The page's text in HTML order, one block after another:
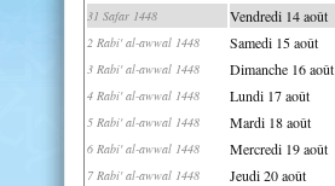
31 Safar 1448 Vendredi 14 août
2 Rabi' al-awwal 1448 Samedi 15 août
3 Rabi' al-awwal 1448 Dimanche 16 août
4 Rabi' al-awwal 1448 Lundi 17 août
5 Rabi' al-awwal 1448 Mardi 18 août
6 Rabi' al-awwal 1448 Mercredi 19 août
7 Rabi' al-awwal 1448 Jeudi 20 août